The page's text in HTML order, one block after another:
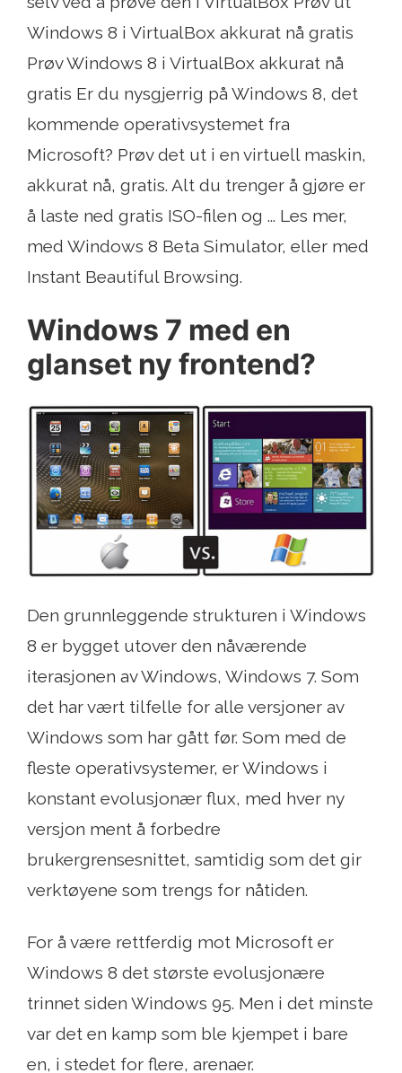
Windows 8 i VirtualBox akkurat nå gratis
Prøv Windows 8 i VirtualBox akkurat nå
gratis Er du nysgjerrig på Windows 8, det
kommende operativsystemet fra
Microsoft? Prøv det ut i en virtuell maskin,
akkurat nå, gratis. Alt du trenger å gjøre er
å laste ned gratis ISO-filen og ... Les mer,
med Windows 8 Beta Simulator, eller med
Instant Beautiful Browsing.
Windows 7 med en
glanset ny frontend?
Den grunnleggende strukturen i Windows
8 er bygget utover den nåværende
iterasjonen av Windows, Windows 7. Som
det har vært tilfelle for alle versjoner av
Windows som har gått før. Som med de
fleste operativsystemer, er Windows i
konstant evolusjonær flux, med hver ny
versjon ment å forbedre
brukergrensesnittet, samtidig som det gir
verktøyene som trengs for nåtiden.
For å være rettferdig mot Microsoft er
Windows 8 det største evolusjonære
trinnet siden Windows 95. Men i det minste
var det en kamp som ble kjempet i bare
en, i stedet for flere, arenaer.